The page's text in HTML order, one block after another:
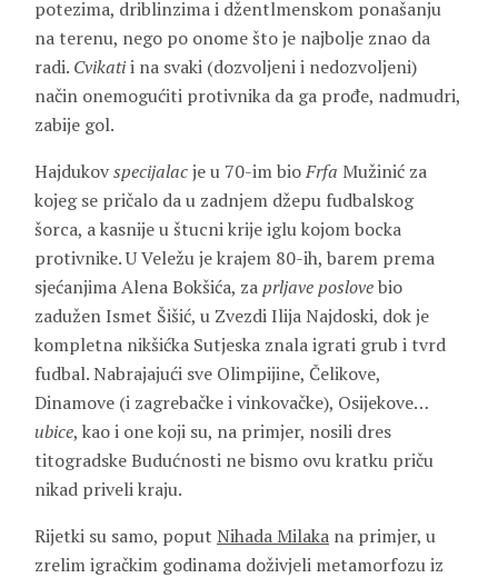
potezima, driblinzima i džentlmenskom ponašanju
na terenu, nego po onome što je najbolje znao da
radi. Cvikatii na svaki (dozvoljeni i nedozvoljeni)
način onemogućiti protivnika da ga prođe, nadmudri,
zabije gol.
Hajdukovspecijalacje u 70-im bioFrfa Mužinić za
kojeg se pričalo da u zadnjem džepu fudbalskog
šorca, a kasnije u štucni krije iglu kojom bocka
protivnike. U Veležu je krajem 80-ih, barem prema
sjećanjima Alena Bokšića, zaprljave poslovebio
zadužen Ismet Šišić, u Zvezdi Ilija Najdoski, dok je
kompletna nikšićka Sutjeska znala igrati grub i tvrd
fudbal. Nabrajajući sve Olimpijine, Čelikove,
Dinamove (i zagrebačke i vinkovačke), Osijekove…
ubice, kao i one koji su, na primjer, nosili dres
titogradske Budućnosti ne bismo ovu kratku priču
nikad priveli kraju.
Rijetki su samo, poput Nihada Milaka na primjer, u
zrelim igračkim godinama doživjeli metamorfozu iz